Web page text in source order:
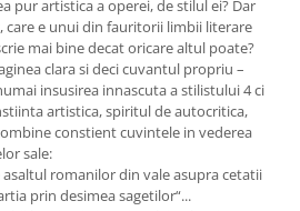
pur artistica a operei, de stilul ei? Dar
care e unui din fauritorii limbii literare
mai bine decat oricare altul poate?
clara si deci cuvantul propriu –
insusirea innascuta a stilistului 4 ci
artistica, spiritul de autocritica,
constient cuvintele in vederea
sale:
asaltul romanilor din vale asupra cetatii
prin desimea sagetilor“...